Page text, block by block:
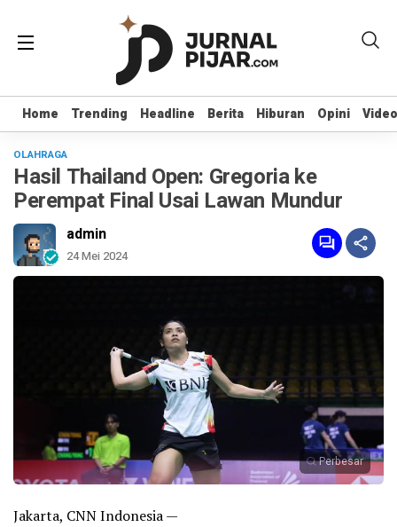
Home Trending Headline Berita Hiburan Opini Video
Home Trending Headline Berita Hiburan Opini Video
OLAHRAGA
Hasil Thailand Open: Gregoria ke
Perempat Final Usai Lawan Mundur
admin
24 Mei 2024
Perbesar
Jakarta, CNN Indonesia —